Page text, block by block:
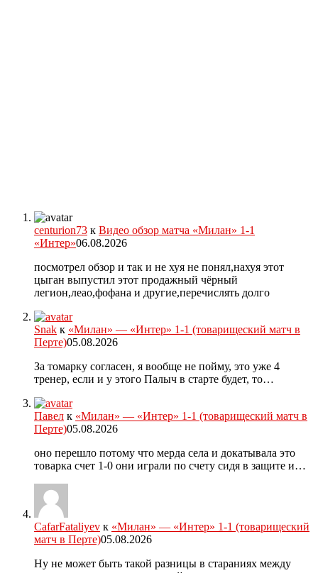
centurion73 к Видео обзор матча «Милан» 1-1
«Интер»06.08.2026
посмотрел обзор и так и не хуя не понял,нахуя этот
цыган выпустил этот продажный чёрный
легион,леао,фофана и другие,перечислять долго
Snak к «Милан» — «Интер» 1-1 (товарищеский матч в
Перте)05.08.2026
За томарку согласен, я вообще не пойму, это уже 4
тренер, если и у этого Палыч в старте будет, то…
Павел к «Милан» — «Интер» 1-1 (товарищеский матч в
Перте)05.08.2026
оно перешло потому что мерда села и докатывала это
товарка счет 1-0 они играли по счету сидя в защите и…
CafarFataliyev к «Милан» — «Интер» 1-1 (товарищеский
матч в Перте)05.08.2026
Ну не может быть такой разницы в стараниях между